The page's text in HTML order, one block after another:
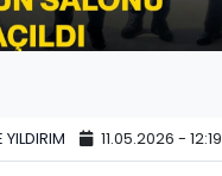
YILDIRIM 11.05.2026 - 12:19